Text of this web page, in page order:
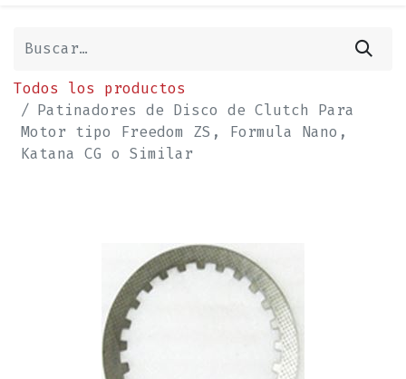
Todos los productos
Patinadores de Disco de Clutch Para
Motor tipo Freedom ZS, Formula Nano,
Katana CG o Similar